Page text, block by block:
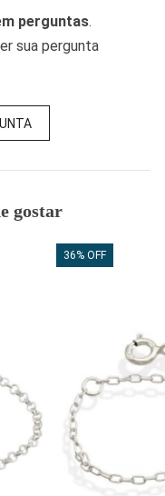
perguntas.
sua pergunta
gostar
36% OFF